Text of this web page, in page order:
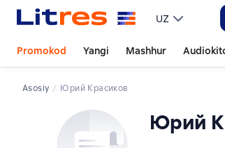
UZ
Promokod Yangi Mashhur
Asosiy Юрий Красиков
Юрий
Слайдер с книгами